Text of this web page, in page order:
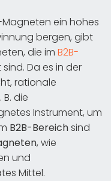
ein hohes
bergen, gibt
die im B2B-
Da es in der
rationale
die
Instrument, um
B2B-Bereichsind
, wie
und
Mittel.